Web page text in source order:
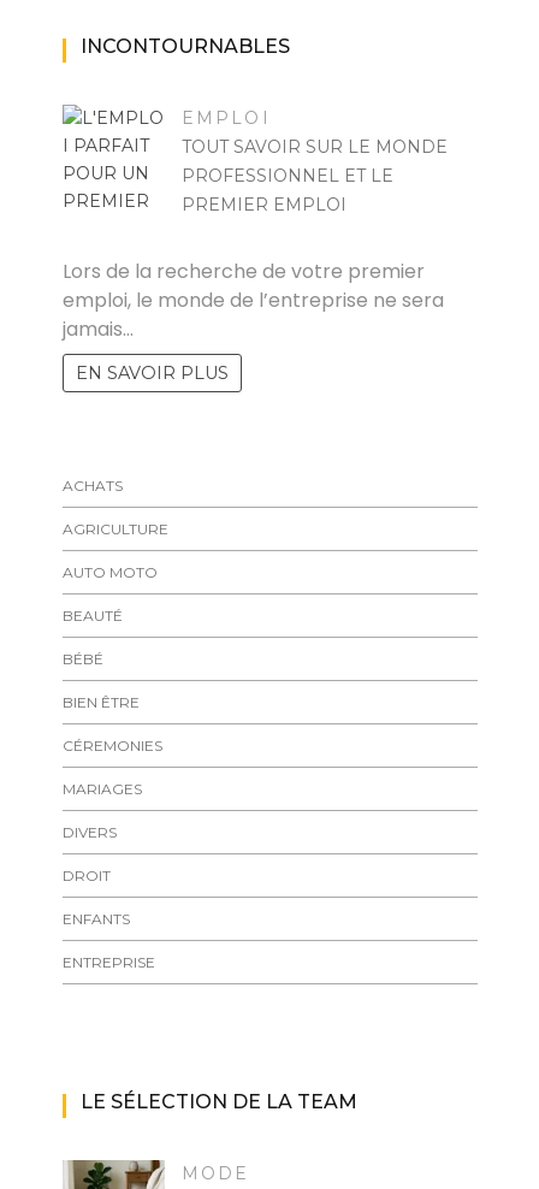
INCONTOURNABLES
EMPLOI
TOUT SAVOIR SUR LE MONDE
PROFESSIONNEL ET LE
PREMIER EMPLOI
Lors de la recherche de votre premier
emploi, le monde de l’entreprise ne sera
jamais…
EN SAVOIR PLUS
ACHATS
AGRICULTURE
AUTO MOTO
BEAUTÉ
BÉBÉ
BIEN ÊTRE
CÉREMONIES
MARIAGES
DIVERS
DROIT
ENFANTS
ENTREPRISE
LE SÉLECTION DE LA TEAM
MODE